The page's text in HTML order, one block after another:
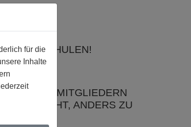
RIGA
SCHULEN!
:
MERSI-MITGLIEDERN
"DAS RECHT, ANDERS ZU
für die
Inhalte